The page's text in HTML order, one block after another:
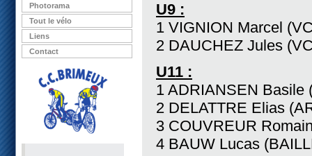
Photorama
Tout le vélo
Liens
Contact
U9 :
1 VIGNION Marcel
2 DAUCHEZ Jules
U11 :
1 ADRIANSEN Basile
2 DELATTRE Elias
3 COUVREUR
4 BAUW Lucas